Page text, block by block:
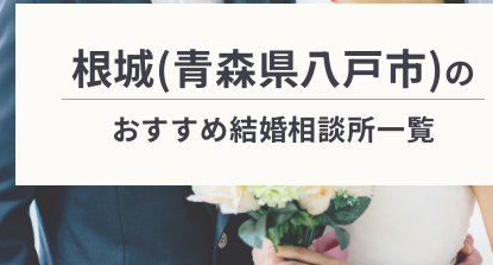
根城(青森県八戸市)の
おすすめ結婚相談所一覧